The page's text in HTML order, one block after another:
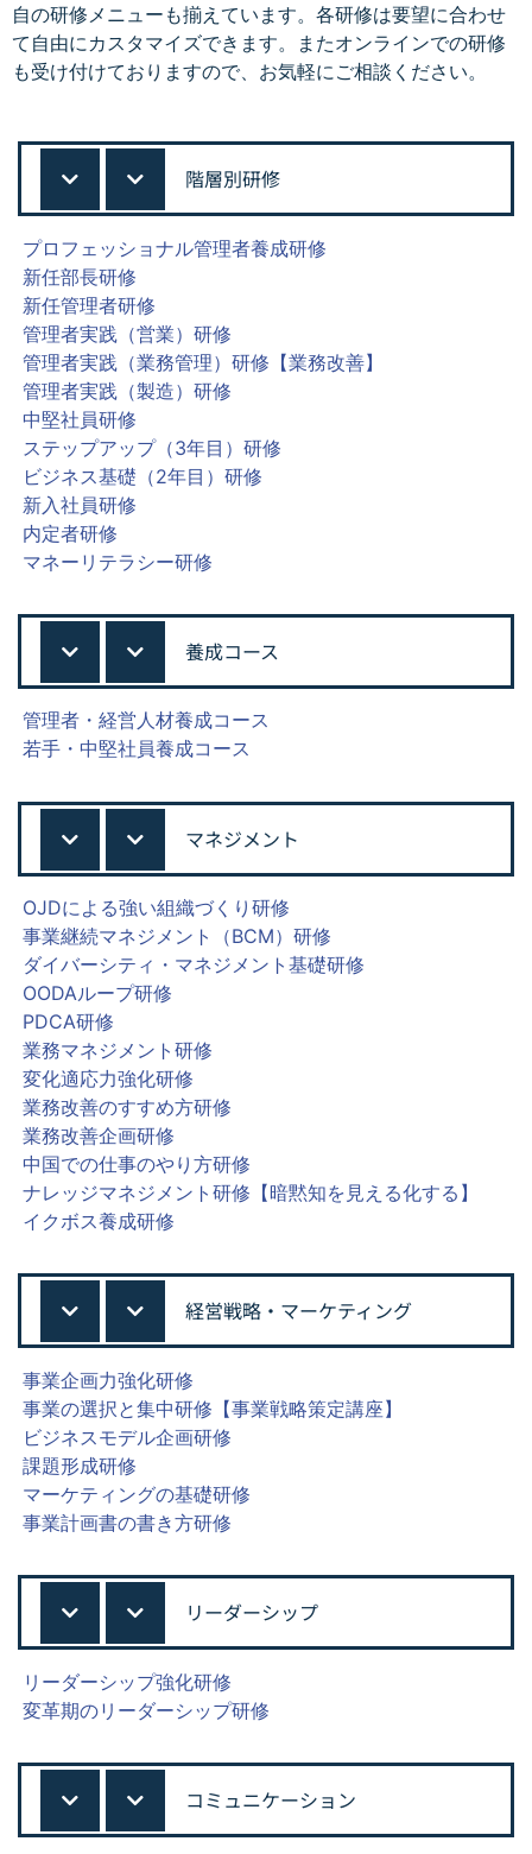
自の研修メニューも揃えています。各研修は要望に合わせ
て自由にカスタマイズできます。またオンラインでの研修
も受け付けておりますので、お気軽にご相談ください。
階層別研修
プロフェッショナル管理者養成研修
新任部長研修
新任管理者研修
管理者実践（営業）研修
管理者実践（業務管理）研修【業務改善】
管理者実践（製造）研修
中堅社員研修
ステップアップ（3年目）研修
ビジネス基礎（2年目）研修
新入社員研修
内定者研修
マネーリテラシー研修
養成コース
管理者・経営人材養成コース
若手・中堅社員養成コース
マネジメント
OJDによる強い組織づくり研修
事業継続マネジメント（BCM）研修
ダイバーシティ・マネジメント基礎研修
OODAループ研修
PDCA研修
業務マネジメント研修
変化適応力強化研修
業務改善のすすめ方研修
業務改善企画研修
中国での仕事のやり方研修
ナレッジマネジメント研修【暗黙知を見える化する】
イクボス養成研修
経営戦略・マーケティング
事業企画力強化研修
事業の選択と集中研修【事業戦略策定講座】
ビジネスモデル企画研修
課題形成研修
マーケティングの基礎研修
事業計画書の書き方研修
リーダーシップ
リーダーシップ強化研修
変革期のリーダーシップ研修
コミュニケーション